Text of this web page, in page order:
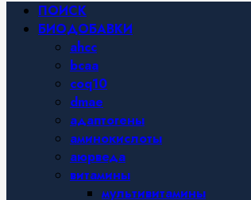
Основное
меню
ПОИСК
БИОДОБАВКИ
ahcc
bcaa
coq10
dmae
адаптогены
аминокислоты
аюрведа
витамины
мультивитамины